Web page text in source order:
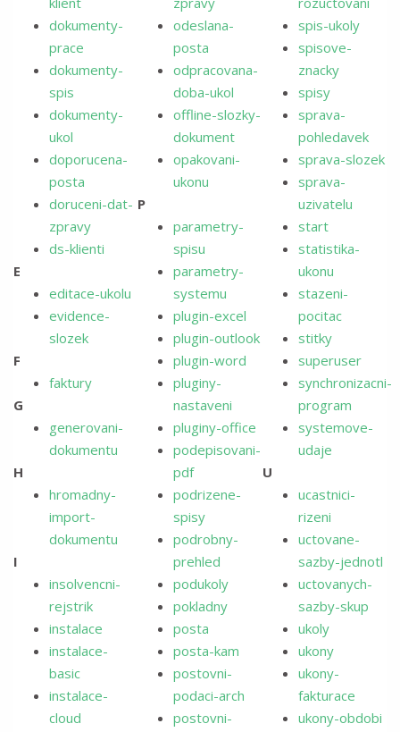
dokumenty-
prace
dokumenty-
spis
dokumenty-
ukol
doporucena-
posta
doruceni-dat-
zpravy
ds-klienti
E
editace-ukolu
evidence-
slozek
F
faktury
G
generovani-
dokumentu
H
hromadny-
import-
dokumentu
I
insolvencni-
rejstrik
instalace
instalace-
basic
instalace-
cloud
odeslana-
posta
odpracovana-
doba-ukol
offline-slozky-
dokument
opakovani-
ukonu
P
parametry-
spisu
parametry-
systemu
plugin-excel
plugin-outlook
plugin-word
pluginy-
nastaveni
pluginy-office
podepisovani-
pdf
podrizene-
spisy
podrobny-
prehled
podukoly
pokladny
posta
posta-kam
postovni-
podaci-arch
postovni-
spis-ukoly
spisove-
znacky
spisy
sprava-
pohledavek
sprava-slozek
sprava-
uzivatelu
start
statistika-
ukonu
stazeni-
pocitac
stitky
superuser
synchronizacni-
program
systemove-
udaje
U
ucastnici-
rizeni
uctovane-
sazby-jednotl
uctovanych-
sazby-skup
ukoly
ukony
ukony-
fakturace
ukony-obdobi